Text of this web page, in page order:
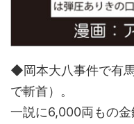
◆岡本大八事件で有
で斬首）。
一説に6,000両もの